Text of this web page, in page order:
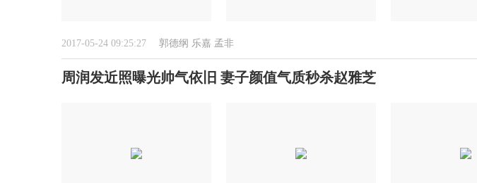
2017-05-24 09:25:27 郭德纲 乐嘉 孟非
周润发近照曝光帅气依旧 妻子颜值气质秒杀赵雅芝